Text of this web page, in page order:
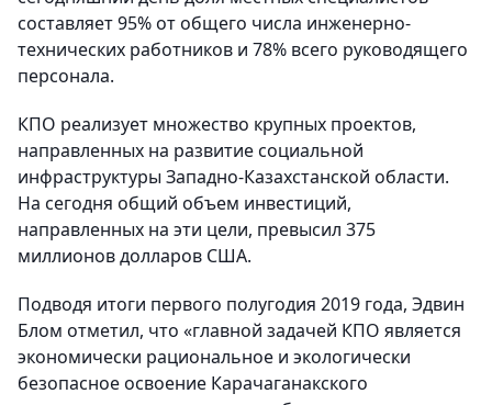
составляет 95% от общего числа инженерно-
технических работников и 78% всего руководящего
персонала.
КПО реализует множество крупных проектов,
направленных на развитие социальной
инфраструктуры Западно-Казахстанской области.
На сегодня общий объем инвестиций,
направленных на эти цели, превысил 375
миллионов долларов США.
Подводя итоги первого полугодия 2019 года, Эдвин
Блом отметил, что «главной задачей КПО является
экономически рациональное и экологически
безопасное освоение Карачаганакского